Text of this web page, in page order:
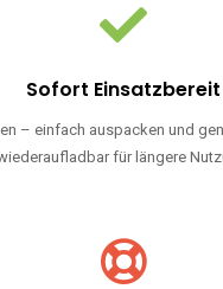
Sofort Einsatzbereit
– einfach auspacken und
für längere